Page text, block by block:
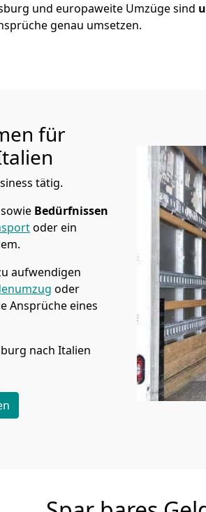
und europaweite Umzüge sind
genau umsetzen.
für
tätig.
Bedürfnissen
oder ein
aufwendigen
oder
Ansprüche eines
nach Italien